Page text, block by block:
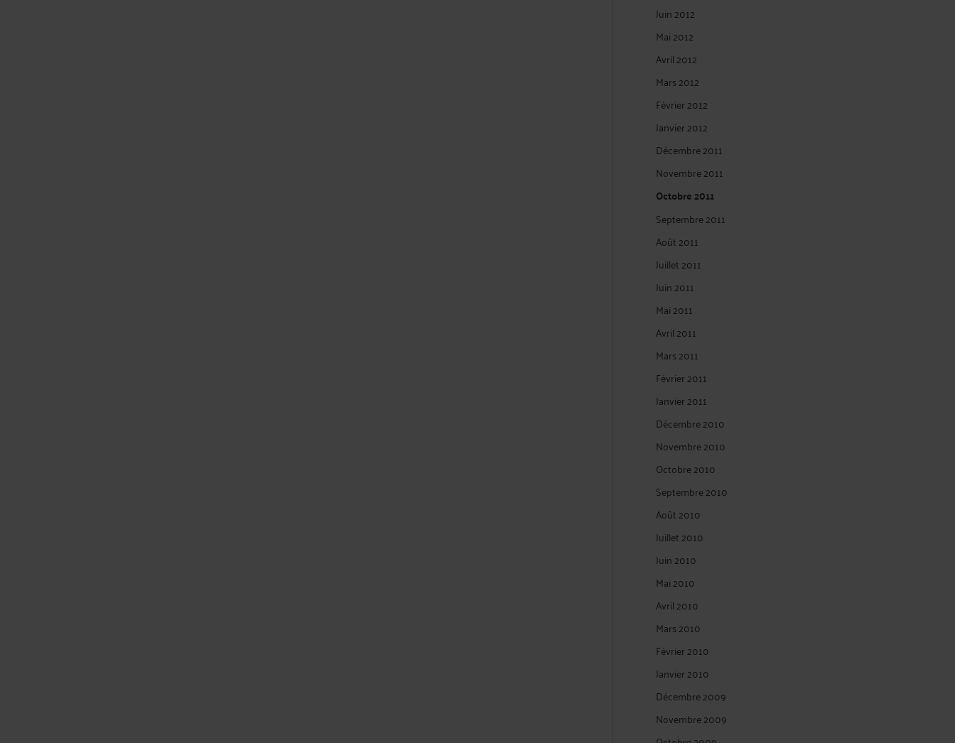
Juin 2012
Mai 2012
Avril 2012
Mars 2012
Février 2012
Janvier 2012
Décembre 2011
Novembre 2011
Octobre 2011
Septembre 2011
Août 2011
Juillet 2011
Juin 2011
Mai 2011
Avril 2011
Mars 2011
Février 2011
Janvier 2011
Décembre 2010
Novembre 2010
Octobre 2010
Septembre 2010
Août 2010
Juillet 2010
Juin 2010
Mai 2010
Avril 2010
Mars 2010
Février 2010
Janvier 2010
Décembre 2009
Novembre 2009